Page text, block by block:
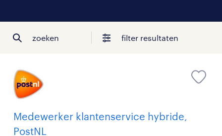
zoeken filter resultaten
Medewerker klantenservice hybride,
PostNL